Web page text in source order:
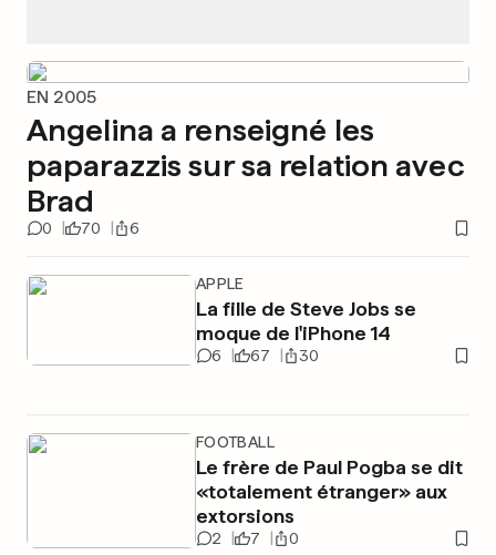
EN 2005
Angelina a renseigné les
paparazzis sur sa relation avec
Brad
0 70 6
APPLE
La fille de Steve Jobs se
moque de l'iPhone 14
6 67 30
FOOTBALL
Le frère de Paul Pogba se dit
«totalement étranger» aux
extorsions
2 7 0